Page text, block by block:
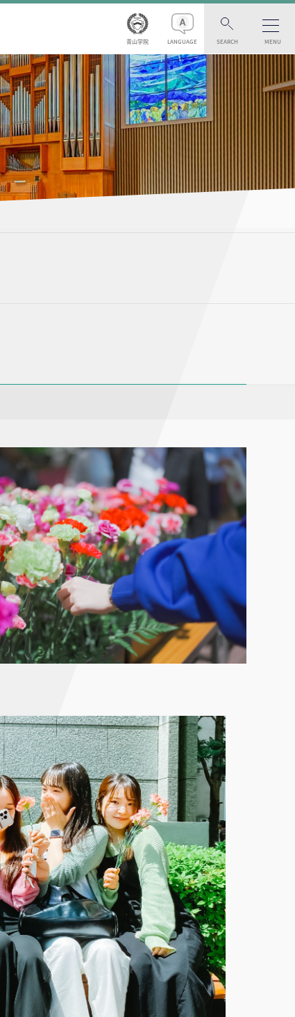
青山学院 LANGUAGE SEARCH MENU